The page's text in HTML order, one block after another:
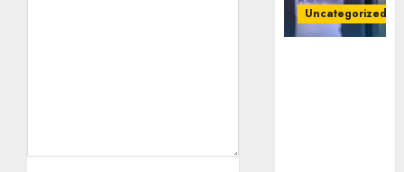
Uncategorized